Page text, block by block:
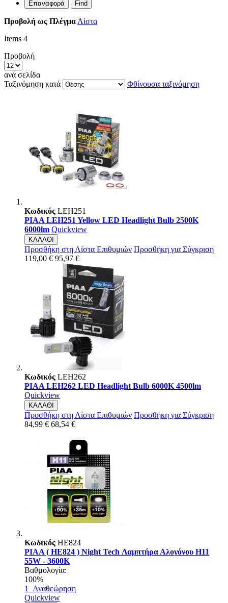
Επαναφορά Find
Προβολή ως ΠλέγμαΛίστα
Items 4
Προβολή
ανά σελίδα
Ταξινόμηση κατά
Φθίνουσα ταξινόμηση
Κωδικός LEH251
PIAA LEH251 Yellow LED Headlight Bulb 2500K
6000lm Quickview
ΚΑΛΑΘΙ
Προσθήκη στη Λίστα Επιθυμιών Προσθήκη για Σύγκριση
119,00 € 95,97 €
Κωδικός LEH262
PIAA LEH262 LED Headlight Bulb 6000K 4500lm
Quickview
ΚΑΛΑΘΙ
Προσθήκη στη Λίστα Επιθυμιών Προσθήκη για Σύγκριση
84,99 € 68,54 €
Κωδικός HE824
PIAA ( HE824 ) Night Tech Λαμπτήρα Αλογόνου H11
55W - 3600K
Βαθμολογία:
100%
1 Αναθεώρηση
Quickview